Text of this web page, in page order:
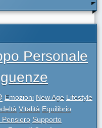
Personale
Emozioni New Age Lifestyle
Vitalità Equilibrio
Pensiero Supporto